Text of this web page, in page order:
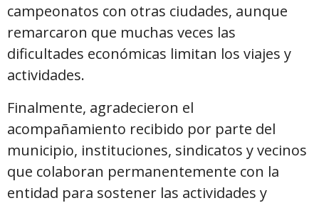
campeonatos con otras ciudades, aunque
remarcaron que muchas veces las
dificultades económicas limitan los viajes y
actividades.
Finalmente, agradecieron el
acompañamiento recibido por parte del
municipio, instituciones, sindicatos y vecinos
que colaboran permanentemente con la
entidad para sostener las actividades y